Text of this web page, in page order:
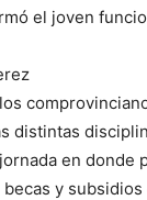
el joven
distintas
en donde
y